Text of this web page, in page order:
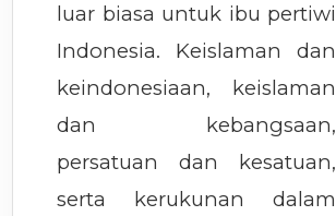
luar biasa untuk ibu pertiwi
Indonesia. Keislaman dan
keindonesiaan, keislaman
dan kebangsaan,
persatuan dan kesatuan,
serta kerukunan dalam